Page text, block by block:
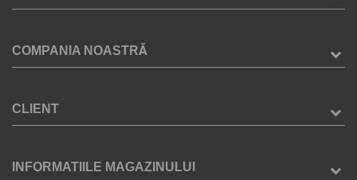
COMPANIA NOASTRĂ
CLIENT
INFORMATIILE MAGAZINULUI